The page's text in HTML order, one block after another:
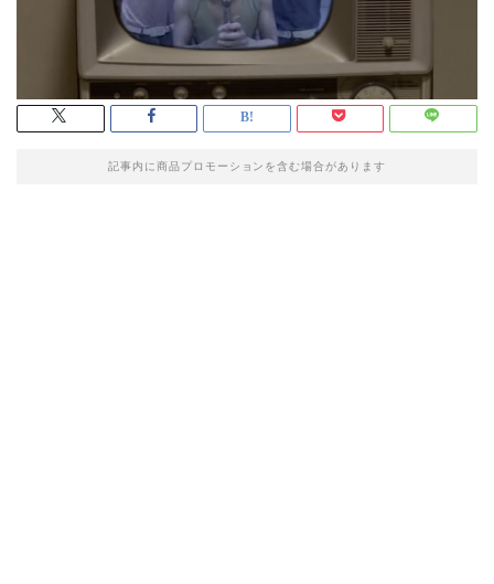
記事内に商品プロモーションを含む場合があります